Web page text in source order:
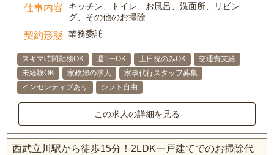
仕事内容
キッチン、トイレ、お風呂、洗面所、リビン
グ、その他のお掃除
契約形態 業務委託
スキマ時間勤務OK 週1〜OK 土日祝のみOK
交通費支給
未経験OK
家政婦の求人
家事代行スタッフ募集
インセンティブあり
シフト自由
この求人の詳細を見る
西武立川駅から徒歩15分！2LDK一戸建てでのお掃除代